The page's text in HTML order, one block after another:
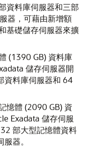
資料庫伺服器和三部
器，可藉由新增額
基礎儲存伺服器來擴
(1390 GB) 資料庫
儲存伺服器開
資料庫伺服器和 64
憶體 (2090 GB) 資
Exadata 儲存伺服
部大型記憶體資料
器。